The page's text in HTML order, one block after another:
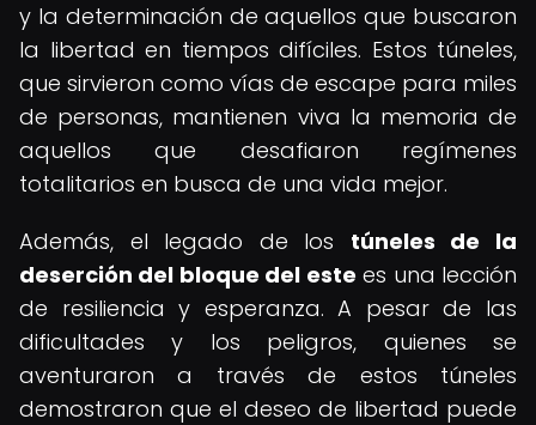
y la determinación de aquellos que buscaron
la libertad en tiempos difíciles. Estos túneles,
que sirvieron como vías de escape para miles
de personas, mantienen viva la memoria de
aquellos que desafiaron regímenes
totalitarios en busca de una vida mejor.
Además, el legado de los túneles de la
deserción del bloque del este es una lección
de resiliencia y esperanza. A pesar de las
dificultades y los peligros, quienes se
aventuraron a través de estos túneles
demostraron que el deseo de libertad puede